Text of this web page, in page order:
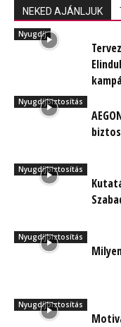
NEKED AJÁNLJUK
Nyugdíj
Nyugdíjbiztosítás
Nyugdíjbiztosítás
Nyugdíjbiztosítás
Nyugdíjbiztosítás